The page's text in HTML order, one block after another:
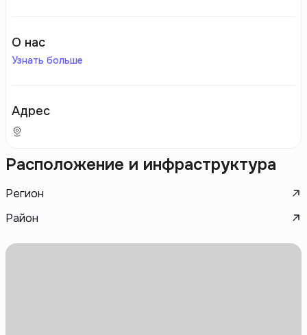
О нас
Узнать больше
Адрес
Расположение и инфраструктура
Регион
Район